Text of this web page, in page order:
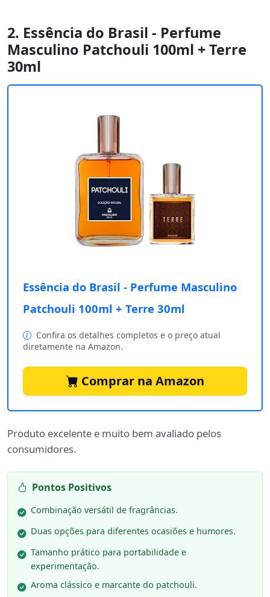
2. Essência do Brasil - Perfume
Masculino Patchouli 100ml + Terre
30ml
Essência do Brasil - Perfume Masculino
Patchouli 100ml + Terre 30ml
Confira os detalhes completos e o preço atual
diretamente na Amazon.
Comprar na Amazon
Produto excelente e muito bem avaliado pelos
consumidores.
Pontos Positivos
Combinação versátil de fragrâncias.
Duas opções para diferentes ocasiões e humores.
Tamanho prático para portabilidade e
experimentação.
Aroma clássico e marcante do patchouli.